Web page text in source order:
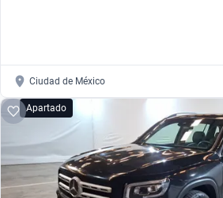
Ciudad de México
Apartado